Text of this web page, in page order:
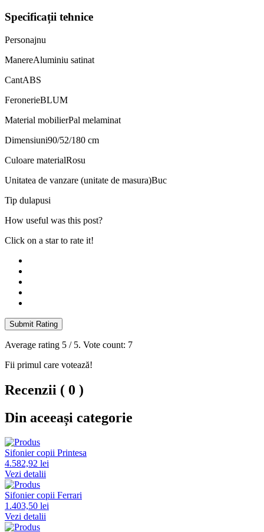
Specificații tehnice
Personajnu
ManereAluminiu satinat
CantABS
FeronerieBLUM
Material mobilierPal melaminat
Dimensiuni90/52/180 cm
Culoare materialRosu
Unitatea de vanzare (unitate de masura)Buc
Tip dulapusi
How useful was this post?
Click on a star to rate it!
Submit Rating
Average rating 5 / 5. Vote count: 7
Fii primul care votează!
Recenzii ( 0 )
Din aceeași categorie
Sifonier copii Printesa
4.582,92 lei
Vezi detalii
Sifonier copii Ferrari
1.403,50 lei
Vezi detalii